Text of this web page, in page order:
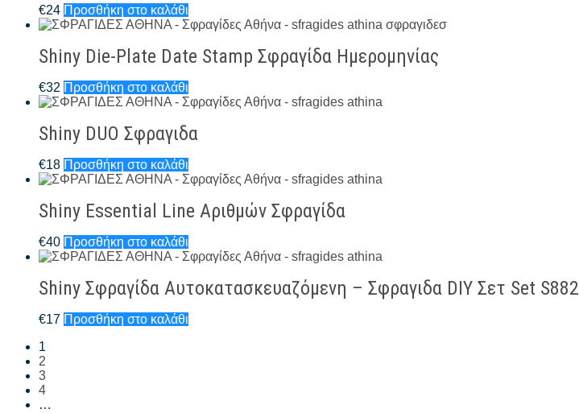
€24 Προσθήκη στο καλάθι
Shiny Die-Plate Date Stamp Σφραγίδα Ημερομηνίας
€32 Προσθήκη στο καλάθι
Shiny DUO Σφραγιδα
€18 Προσθήκη στο καλάθι
Shiny Essential Line Αριθμών Σφραγίδα
€40 Προσθήκη στο καλάθι
Shiny Σφραγίδα Αυτοκατασκευαζόμενη – Σφραγιδα DIY Σετ Set S882
€17 Προσθήκη στο καλάθι
1
2
3
4
…